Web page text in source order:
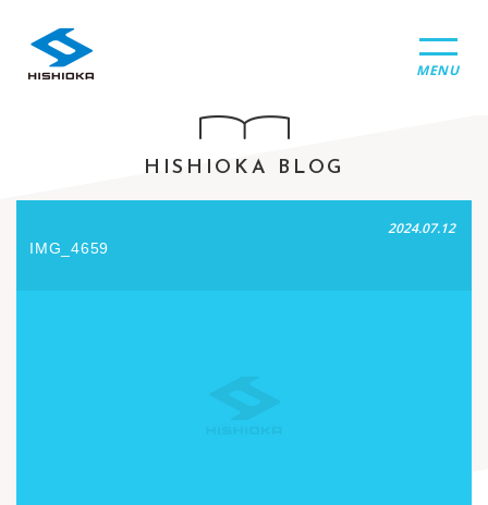
MENU
HISHIOKA BLOG
2024.07.12
IMG_4659